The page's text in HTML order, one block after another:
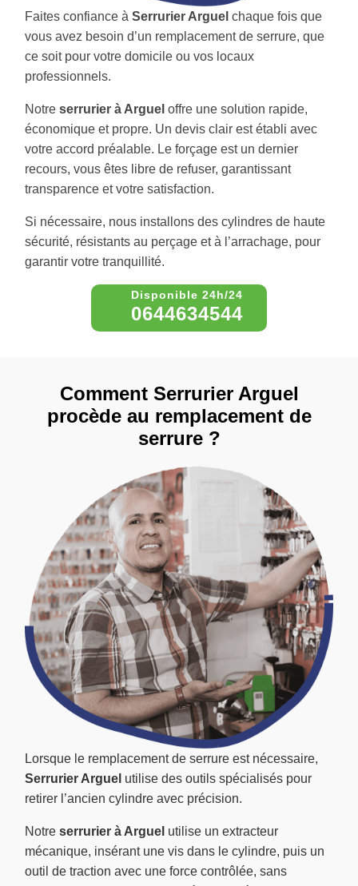
Faites confiance à Serrurier Arguel chaque fois que
vous avez besoin d’un remplacement de serrure, que
ce soit pour votre domicile ou vos locaux
professionnels.
Notre serrurier à Arguel offre une solution rapide,
économique et propre. Un devis clair est établi avec
votre accord préalable. Le forçage est un dernier
recours, vous êtes libre de refuser, garantissant
transparence et votre satisfaction.
Si nécessaire, nous installons des cylindres de haute
sécurité, résistants au perçage et à l’arrachage, pour
garantir votre tranquillité.
0644634544
Lorsque le remplacement de serrure est nécessaire,
Serrurier Arguel utilise des outils spécialisés pour
retirer l’ancien cylindre avec précision.
Notre serrurier à Arguel utilise un extracteur
mécanique, insérant une vis dans le cylindre, puis un
outil de traction avec une force contrôlée, sans
Comment Serrurier Arguel
procède au remplacement de
serrure ?